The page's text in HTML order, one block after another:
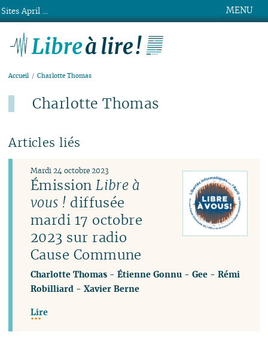
MENU
Accueil Charlotte Thomas
Charlotte Thomas
Articles liés
ÉmissionLibre à
vous ! diffusée
mardi 17 octobre
2023 sur radio
Cause Commune
Mardi 24 octobre 2023
Charlotte Thomas -Étienne Gonnu -Gee -Rémi
Robilliard -Xavier Berne
Lire
Sites April ...